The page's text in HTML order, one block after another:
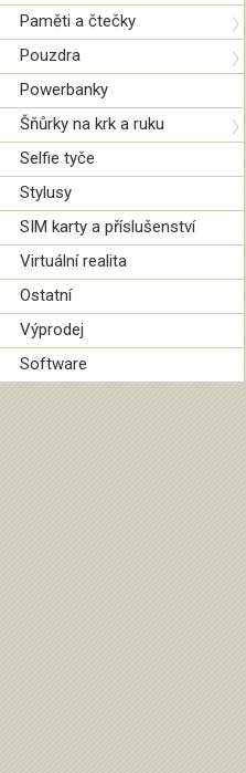
Paměti a čtečky
Pouzdra
Powerbanky
Šňůrky na krk a ruku
Selfie tyče
Stylusy
SIM karty a příslušenství
Virtuální realita
Ostatní
Výprodej
Software